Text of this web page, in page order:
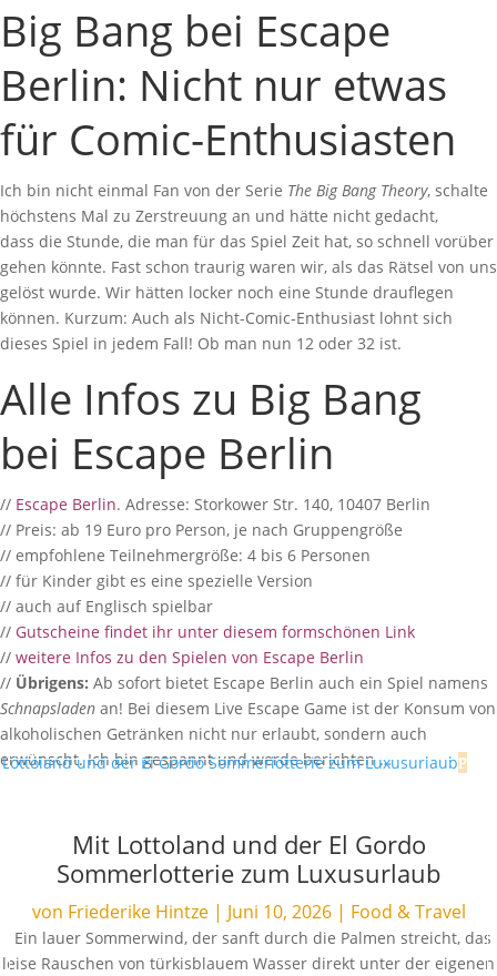
Big Bang bei Escape
Berlin: Nicht nur etwas
für Comic-Enthusiasten
Ich bin nicht einmal Fan von der Serie The Big Bang Theory, schalte
höchstens Mal zu Zerstreuung an und hätte nicht gedacht,
dass die Stunde, die man für das Spiel Zeit hat, so schnell vorüber
gehen könnte. Fast schon traurig waren wir, als das Rätsel von uns
gelöst wurde. Wir hätten locker noch eine Stunde drauflegen
können. Kurzum: Auch als Nicht-Comic-Enthusiast lohnt sich
dieses Spiel in jedem Fall! Ob man nun 12 oder 32 ist.
Alle Infos zu Big Bang
bei Escape Berlin
// Escape Berlin. Adresse: Storkower Str. 140, 10407 Berlin
// Preis: ab 19 Euro pro Person, je nach Gruppengröße
// empfohlene Teilnehmergröße: 4 bis 6 Personen
// für Kinder gibt es eine spezielle Version
// auch auf Englisch spielbar
// Gutscheine findet ihr unter diesem formschönen Link
// weitere Infos zu den Spielen von Escape Berlin
// Übrigens: Ab sofort bietet Escape Berlin auch ein Spiel namens
Schnapsladen an! Bei diesem Live Escape Game ist der Konsum von
alkoholischen Getränken nicht nur erlaubt, sondern auch
erwünscht. Ich bin gespannt und werde berichten …
Mit Lottoland und der El Gordo
Sommerlotterie zum Luxusurlaub
von Friederike Hintze| Juni 10, 2026| Food & Travel
Ein lauer Sommerwind, der sanft durch die Palmen streicht, das
leise Rauschen von türkisblauem Wasser direkt unter der eigenen